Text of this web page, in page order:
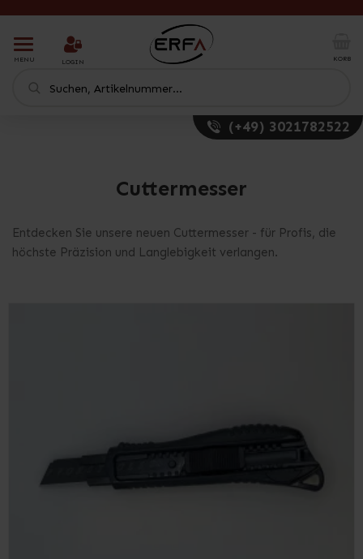
T
o
g
t
i
o
MENU LOGIN
(+49) 3021782522
KORB
Cuttermesser
Entdecken Sie unsere neuen Cuttermesser - für Profis, die
höchste Präzision und Langlebigkeit verlangen.